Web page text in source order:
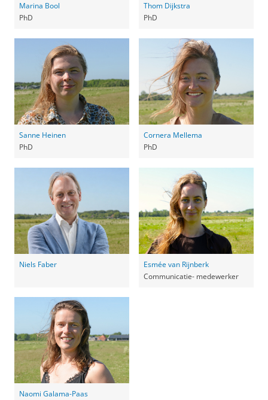
Marina Bool
PhD
Thom Dijkstra
PhD
Sanne Heinen
PhD
Cornera Mellema
PhD
Niels Faber
Esmée van Rijnberk
Communicatie- medewerker
Naomi Galama-Paas